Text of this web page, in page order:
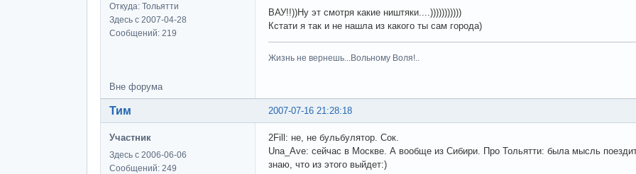
Откуда: Тольятти
Здесь с 2007-04-28
Сообщений: 219
ВАУ!!))Ну эт смотря какие ништяки....)))))))))))
Кстати я так и не нашла из какого ты сам города)
Жизнь не вернешь...Вольному Воля!..
Вне форума
2007-07-16 21:28:18
Тим
Участник
Здесь с 2006-06-06
Сообщений: 249
2Fill: не, не бульбулятор. Сок.
Una_Ave: сейчас в Москве. А вообще из Сибири. Про Тольятти: была мысль
знаю, что из этого выйдет:)